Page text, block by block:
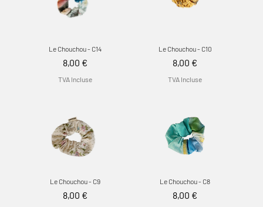
Le Chouchou - C14
Prix
8,00 €
TVA Incluse
Le Chouchou - C10
Prix
8,00 €
TVA Incluse
Le Chouchou - C9
Prix
8,00 €
Le Chouchou - C8
Prix
8,00 €